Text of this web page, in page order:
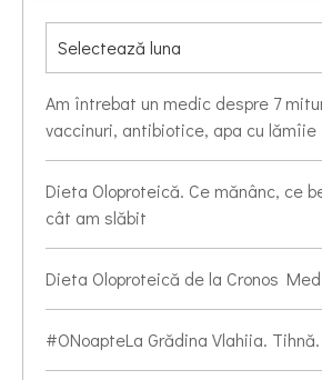
Am întrebat un medic despre 7
vaccinuri, antibiotice, apa cu lămîie
Dieta Oloproteică. Ce mănânc, ce
cât am slăbit
Dieta Oloproteică de la Cronos
#ONoapteLa Grădina Vlahiia.